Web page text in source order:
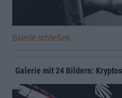
Galerie schließen
Galerie mit 24 Bildern: